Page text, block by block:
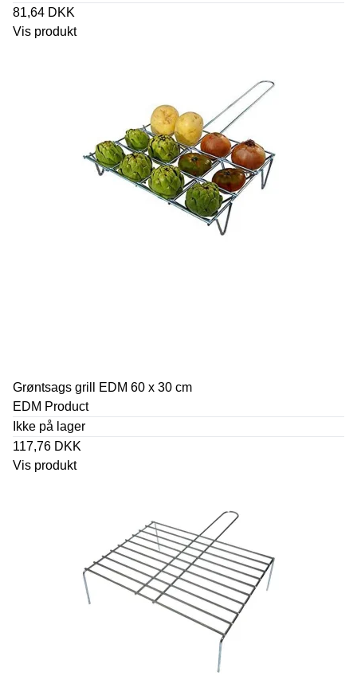
81,64 DKK
Vis produkt
Grøntsags grill EDM 60 x 30 cm
EDM Product
Ikke på lager
117,76 DKK
Vis produkt